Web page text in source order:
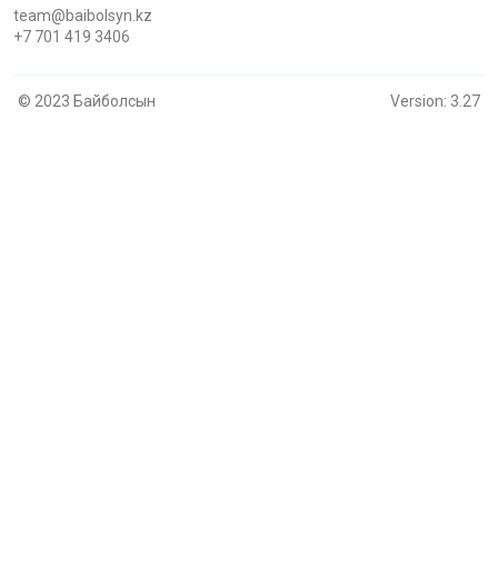
team@baibolsyn.kz
+7 701 419 3406
© 2023 Байболсын Version: 3.27